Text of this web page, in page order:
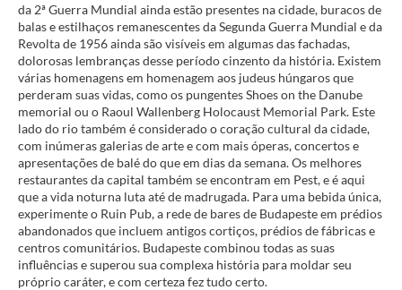
da 2ª Guerra Mundial ainda estão presentes na cidade, buracos de
balas e estilhaços remanescentes da Segunda Guerra Mundial e da
Revolta de 1956 ainda são visíveis em algumas das fachadas,
dolorosas lembranças desse período cinzento da história. Existem
várias homenagens em homenagem aos judeus húngaros que
perderam suas vidas, como os pungentes Shoes on the Danube
memorial ou o Raoul Wallenberg Holocaust Memorial Park. Este
lado do rio também é considerado o coração cultural da cidade,
com inúmeras galerias de arte e com mais óperas, concertos e
apresentações de balé do que em dias da semana. Os melhores
restaurantes da capital também se encontram em Pest, e é aqui
que a vida noturna luta até de madrugada. Para uma bebida única,
experimente o Ruin Pub, a rede de bares de Budapeste em prédios
abandonados que incluem antigos cortiços, prédios de fábricas e
centros comunitários. Budapeste combinou todas as suas
influências e superou sua complexa história para moldar seu
próprio caráter, e com certeza fez tudo certo.